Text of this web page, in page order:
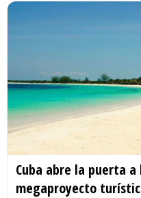
Cuba abre la puerta a
megaproyecto